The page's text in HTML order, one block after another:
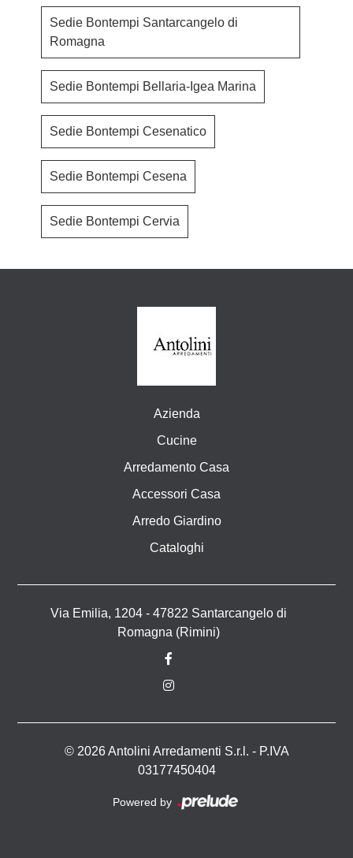
Sedie Bontempi Santarcangelo di
Romagna
Sedie Bontempi Bellaria-Igea Marina
Sedie Bontempi Cesenatico
Sedie Bontempi Cesena
Sedie Bontempi Cervia
Azienda
Cucine
Arredamento Casa
Accessori Casa
Arredo Giardino
Cataloghi
Via Emilia, 1204 - 47822 Santarcangelo di
Romagna (Rimini)
© 2026 Antolini Arredamenti S.r.l. - P.IVA
03177450404
Powered by